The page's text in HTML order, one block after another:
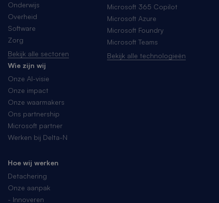
Onderwijs
Overheid
Software
Zorg
Bekijk alle sectoren
Microsoft 365 Copilot
Microsoft Azure
Microsoft Foundry
Microsoft Teams
Bekijk alle technologieën
Wie zijn wij
Onze AI-visie
Onze impact
Onze waarmakers
Ons partnership
Microsoft partner
Werken bij Delta-N
Hoe wij werken
Detachering
Onze aanpak
- Innoveren